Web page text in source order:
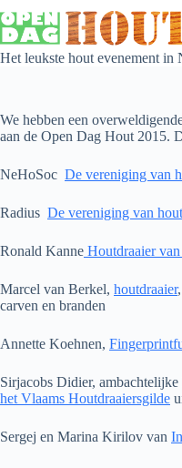
Het leukste hout evenement in
We hebben een
aan de Open Dag Hout 2015.
NeHoSoc De vereniging van
Radius De vereniging van
Ronald Kanne Houtdraaier
Marcel van Berkel, houtdraaier
carven en branden
Annette Koehnen,
Sirjacobs Didier, ambachtelijke
het Vlaams Houtdraaiersgilde
Sergej en Marina Kirilov van